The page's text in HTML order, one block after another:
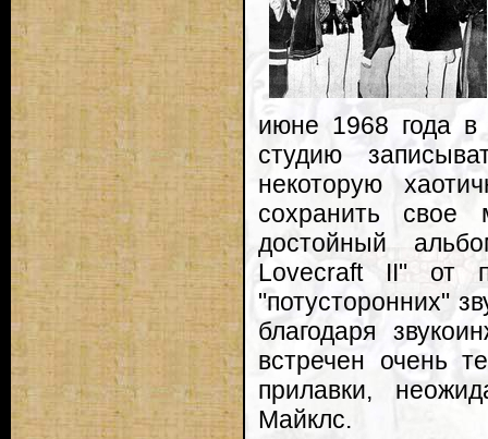
июне 1968 года в
студию
некоторую
сохранить свое
достойный
Lovecraft II" от
"потусторонних"
благодаря
встречен очень
прилавки,
Майклс.